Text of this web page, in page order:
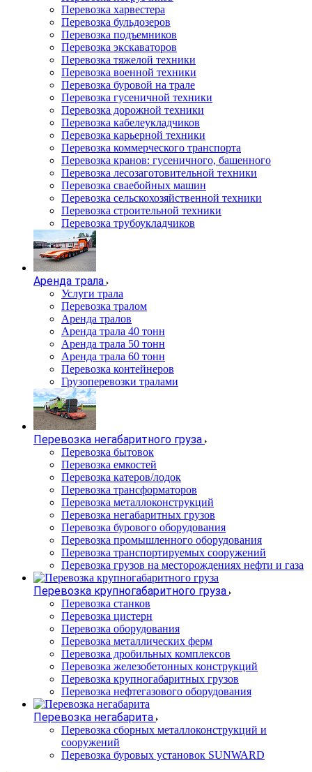
Перевозка харвестера
Перевозка бульдозеров
Перевозка подъемников
Перевозка экскаваторов
Перевозка тяжелой техники
Перевозка военной техники
Перевозка буровой на трале
Перевозка гусеничной техники
Перевозка дорожной техники
Перевозка кабелеукладчиков
Перевозка карьерной техники
Перевозка коммерческого транспорта
Перевозка кранов: гусеничного, башенного
Перевозка лесозаготовительной техники
Перевозка сваебойных машин
Перевозка сельскохозяйственной техники
Перевозка строительной техники
Перевозка трубоукладчиков
Аренда трала
Услуги трала
Перевозка тралом
Аренда тралов
Аренда трала 40 тонн
Аренда трала 50 тонн
Аренда трала 60 тонн
Перевозка контейнеров
Грузоперевозки тралами
Перевозка негабаритного груза
Перевозка бытовок
Перевозка емкостей
Перевозка катеров/лодок
Перевозка трансформаторов
Перевозка металлоконструкций
Перевозка негабаритных грузов
Перевозка бурового оборудования
Перевозка промышленного оборудования
Перевозка транспортируемых сооружений
Перевозка грузов на месторождениях нефти и газа
Перевозка крупногабаритного груза
Перевозка станков
Перевозка цистерн
Перевозка оборудования
Перевозка металлических ферм
Перевозка дробильных комплексов
Перевозка железобетонных конструкций
Перевозка крупногабаритных грузов
Перевозка нефтегазового оборудования
Перевозка негабарита
Перевозка сборных металлоконструкций и
сооружений
Перевозка буровых установок SUNWARD